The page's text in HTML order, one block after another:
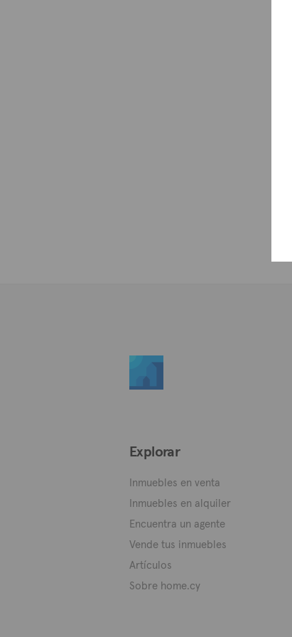
Explorar
Inmuebles en venta
Inmuebles en alquiler
Encuentra un agente
Vende tus inmuebles
Artículos
Sobre home.cy